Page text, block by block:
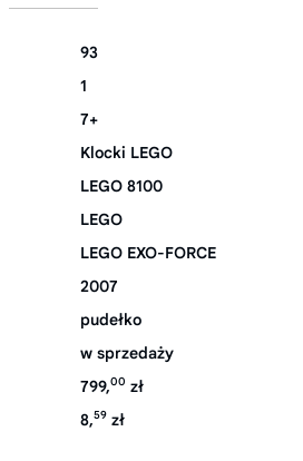
93
1
7+
Klocki LEGO
LEGO 8100
LEGO
LEGO EXO-FORCE
2007
pudełko
w sprzedaży
799,00 zł
8,59 zł